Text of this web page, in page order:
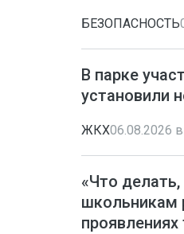
БЕЗОПАСНОСТЬ
В парке
установили
ЖКХ06.08.2026 в
«Что
школьникам